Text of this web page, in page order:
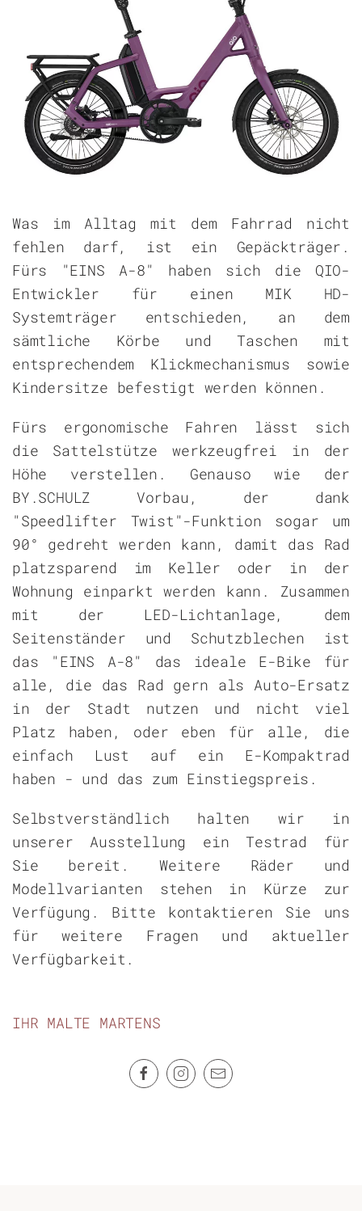
Was im Alltag mit dem Fahrrad nicht
fehlen darf, ist ein Gepäckträger.
Fürs "EINS A-8" haben sich die QIO-
Entwickler für einen MIK HD-
Systemträger entschieden, an dem
sämtliche Körbe und Taschen mit
entsprechendem Klickmechanismus sowie
Kindersitze befestigt werden können.
Fürs ergonomische Fahren lässt sich
die Sattelstütze werkzeugfrei in der
Höhe verstellen. Genauso wie der
BY.SCHULZ Vorbau, der dank
"Speedlifter Twist"-Funktion sogar um
90° gedreht werden kann, damit das Rad
platzsparend im Keller oder in der
Wohnung einparkt werden kann. Zusammen
mit der LED-Lichtanlage, dem
Seitenständer und Schutzblechen ist
das "EINS A-8" das ideale E-Bike für
alle, die das Rad gern als Auto-Ersatz
in der Stadt nutzen und nicht viel
Platz haben, oder eben für alle, die
einfach Lust auf ein E-Kompaktrad
haben - und das zum Einstiegspreis.
Selbstverständlich halten wir in
unserer Ausstellung ein Testrad für
Sie bereit. Weitere Räder und
Modellvarianten stehen in Kürze zur
Verfügung. Bitte kontaktieren Sie uns
für weitere Fragen und aktueller
Verfügbarkeit.
IHR MALTE MARTENS